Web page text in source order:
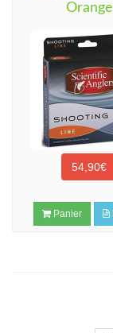
Orange
54,90€
Panier